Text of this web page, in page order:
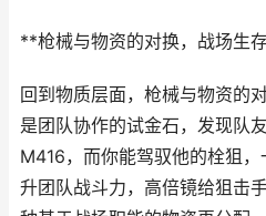
**枪械与物资的对换，战场生
回到物质层面，枪械与物资的
是团队协作的试金石，发现队
M416，而你能驾驭他的栓狙
升团队战斗力，高倍镜给狙击